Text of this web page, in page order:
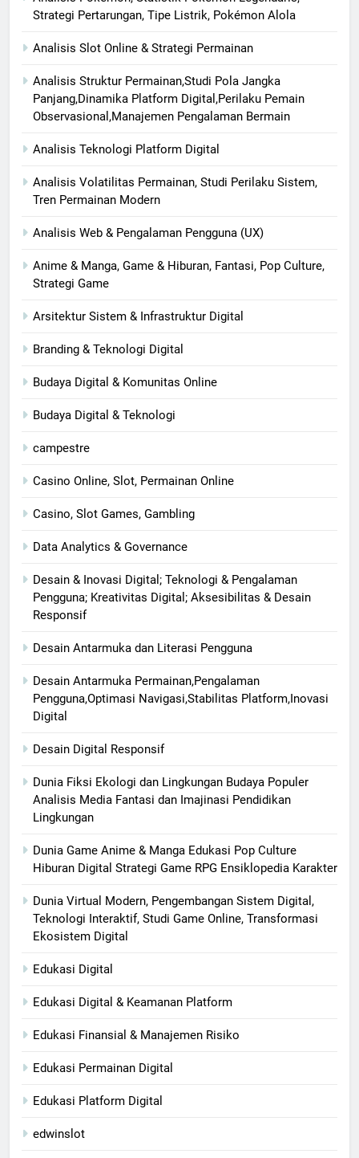
Strategi Pertarungan, Tipe Listrik, Pokémon Alola
Analisis Slot Online & Strategi Permainan
Analisis Struktur Permainan,Studi Pola Jangka
Panjang,Dinamika Platform Digital,Perilaku Pemain
Observasional,Manajemen Pengalaman Bermain
Analisis Teknologi Platform Digital
Analisis Volatilitas Permainan, Studi Perilaku Sistem,
Tren Permainan Modern
Analisis Web & Pengalaman Pengguna (UX)
Anime & Manga, Game & Hiburan, Fantasi, Pop Culture,
Strategi Game
Arsitektur Sistem & Infrastruktur Digital
Branding & Teknologi Digital
Budaya Digital & Komunitas Online
Budaya Digital & Teknologi
campestre
Casino Online, Slot, Permainan Online
Casino, Slot Games, Gambling
Data Analytics & Governance
Desain & Inovasi Digital; Teknologi & Pengalaman
Pengguna; Kreativitas Digital; Aksesibilitas & Desain
Responsif
Desain Antarmuka dan Literasi Pengguna
Desain Antarmuka Permainan,Pengalaman
Pengguna,Optimasi Navigasi,Stabilitas Platform,Inovasi
Digital
Desain Digital Responsif
Dunia Fiksi Ekologi dan Lingkungan Budaya Populer
Analisis Media Fantasi dan Imajinasi Pendidikan
Lingkungan
Dunia Game Anime & Manga Edukasi Pop Culture
Hiburan Digital Strategi Game RPG Ensiklopedia Karakter
Dunia Virtual Modern, Pengembangan Sistem Digital,
Teknologi Interaktif, Studi Game Online, Transformasi
Ekosistem Digital
Edukasi Digital
Edukasi Digital & Keamanan Platform
Edukasi Finansial & Manajemen Risiko
Edukasi Permainan Digital
Edukasi Platform Digital
edwinslot